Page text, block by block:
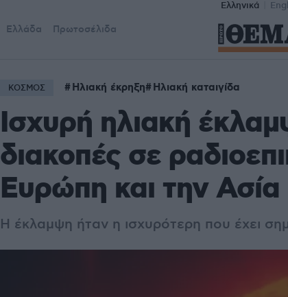
Ελληνικά
Ελλάδα Πρωτοσέλιδα
ΚΟΣΜΟΣ Ηλιακή έκρηξη Ηλιακή καταιγίδα
Ισχυρή ηλιακή
διακοπές σε
Ευρώπη και την Ασία
Η έκλαμψη ήταν η ισχυρότερη που έχει